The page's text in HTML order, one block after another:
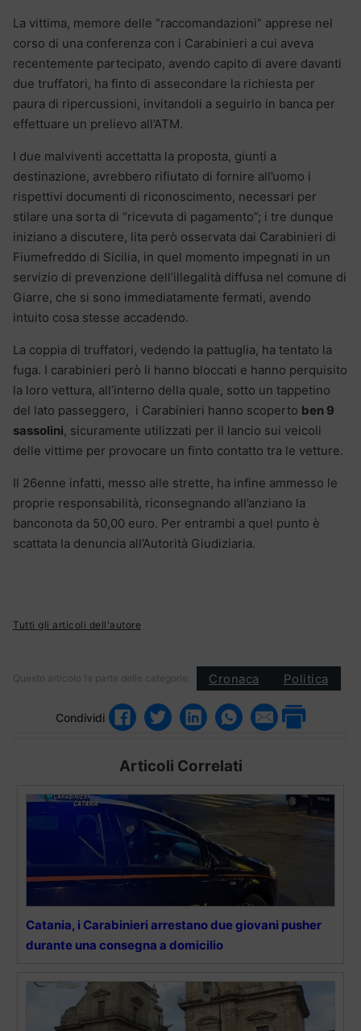
La vittima, memore delle “raccomandazioni” apprese nel
corso di una conferenza con i Carabinieri a cui aveva
recentemente partecipato, avendo capito di avere davanti
due truffatori, ha finto di assecondare la richiesta per
paura di ripercussioni, invitandoli a seguirlo in banca per
effettuare un prelievo all’ATM.
I due malviventi accettatta la proposta, giunti a
destinazione, avrebbero rifiutato di fornire all’uomo i
rispettivi documenti di riconoscimento, necessari per
stilare una sorta di “ricevuta di pagamento”; i tre dunque
iniziano a discutere, lita però osservata dai Carabinieri di
Fiumefreddo di Sicilia, in quel momento impegnati in un
servizio di prevenzione dell’illegalità diffusa nel comune di
Giarre, che si sono immediatamente fermati, avendo
intuito cosa stesse accadendo.
La coppia di truffatori, vedendo la pattuglia, ha tentato la
fuga. I carabinieri però li hanno bloccati e hanno perquisito
la loro vettura, all’interno della quale, sotto un tappetino
del lato passeggero, i Carabinieri hanno scoperto ben 9
sassolini, sicuramente utilizzati per il lancio sui veicoli
delle vittime per provocare un finto contatto tra le vetture.
Il 26enne infatti, messo alle strette, ha infine ammesso le
proprie responsabilità, riconsegnando all’anziano la
banconota da 50,00 euro. Per entrambi a quel punto è
scattata la denuncia all’Autorità Giudiziaria.
Tutti gli articoli dell'autore
Questo articolo fa parte delle categorie: Cronaca Politica
Condividi
Articoli Correlati
Catania, i Carabinieri arrestano due giovani pusher
durante una consegna a domicilio